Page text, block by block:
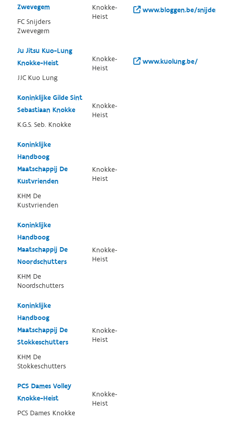
Zwevegem
FC Snijders
Zwevegem
Knokke-
Heist
www.bloggen.be/snijders
Ju Jitsu Kuo-Lung
Knokke-Heist
JJC Kuo Lung
Knokke-
Heist
www.kuolung.be/
Koninklijke Gilde Sint
Sebastiaan Knokke
K.G.S. Seb. Knokke
Knokke-
Heist
Koninklijke
Handboog
Maatschappij De
Kustvrienden
KHM De
Kustvrienden
Knokke-
Heist
Koninklijke
Handboog
Maatschappij De
Noordschutters
KHM De
Noordschutters
Knokke-
Heist
Koninklijke
Handboog
Maatschappij De
Stokkeschutters
KHM De
Stokkeschutters
Knokke-
Heist
PCS Dames Volley
Knokke-Heist
PCS Dames Knokke
Knokke-
Heist